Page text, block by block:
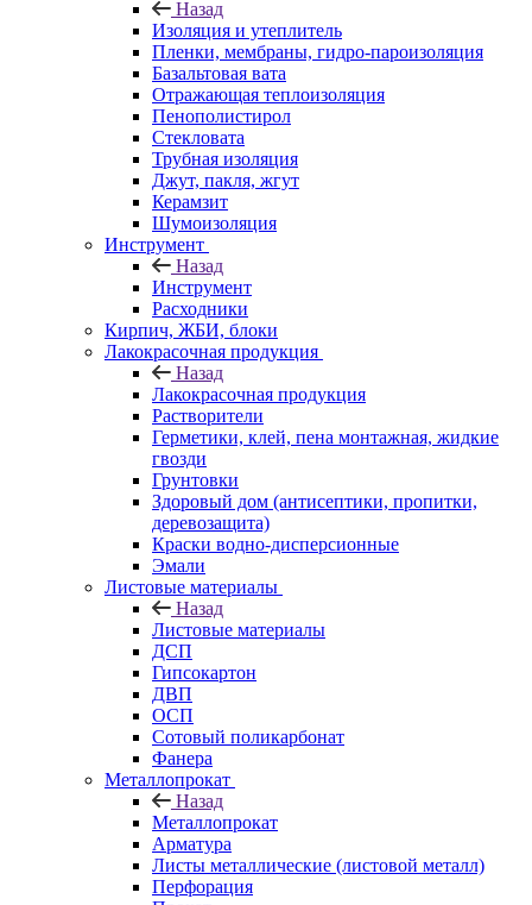
Назад
Изоляция и утеплитель
Пленки, мембраны, гидро-пароизоляция
Базальтовая вата
Отражающая теплоизоляция
Пенополистирол
Стекловата
Трубная изоляция
Джут, пакля, жгут
Керамзит
Шумоизоляция
Инструмент
Назад
Инструмент
Расходники
Кирпич, ЖБИ, блоки
Лакокрасочная продукция
Назад
Лакокрасочная продукция
Растворители
Герметики, клей, пена монтажная, жидкие
гвозди
Грунтовки
Здоровый дом (антисептики, пропитки,
деревозащита)
Краски водно-дисперсионные
Эмали
Листовые материалы
Назад
Листовые материалы
ДСП
Гипсокартон
ДВП
ОСП
Сотовый поликарбонат
Фанера
Металлопрокат
Назад
Металлопрокат
Арматура
Листы металлические (листовой металл)
Перфорация